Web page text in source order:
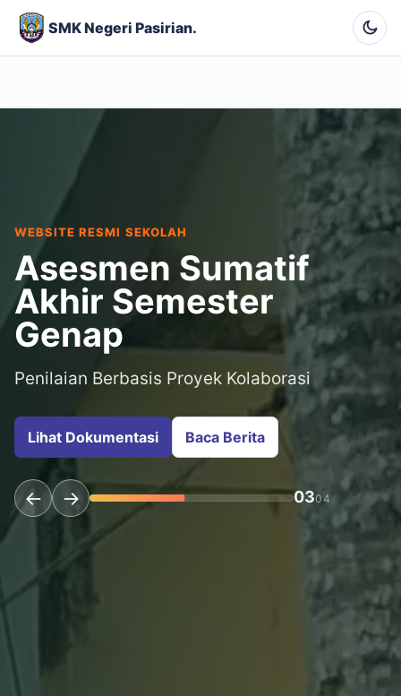
SMK Negeri Pasirian.
WEBSITE RESMI SEKOLAH
Asesmen Sumatif
Akhir Semester
Genap
Penilaian Berbasis Proyek Kolaborasi
Lihat Dokumentasi Baca Berita
← → 0304